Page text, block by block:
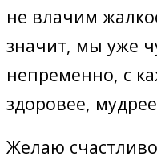
не влачим
значит, мы уже
непременно, с
здоровее,
Желаю